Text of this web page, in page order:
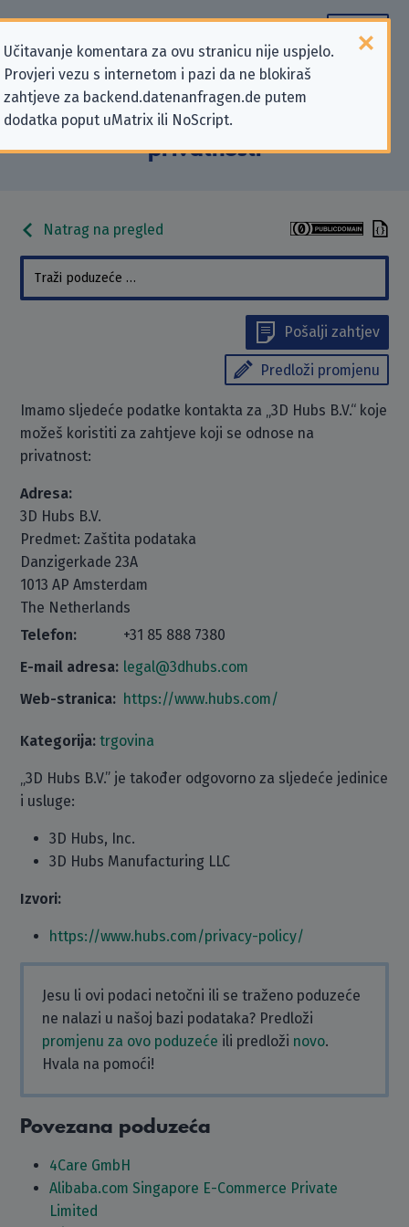
Učitavanje komentara za ovu stranicu nije uspjelo.
Provjeri vezu s internetom i pazi da ne blokiraš
zahtjeve za backend.datenanfragen.de putem
dodatka poput uMatrix ili NoScript.
Podaci kontakta „3D Hubs B.V.” koji
se odnose na zahtjeve za zaštitu
privatnosti
Natrag na pregled
Pošalji zahtjev
Predloži promjenu
Imamo sljedeće podatke kontakta za „3D Hubs B.V.“ koje
možeš koristiti za zahtjeve koji se odnose na
privatnost:
Adresa:
3D Hubs B.V.
Predmet: Zaštita podataka
Danzigerkade 23A
1013 AP Amsterdam
The Netherlands
Telefon:
+31 85 888 7380
E-mail adresa: legal@3dhubs.com
Web-stranica: https://www.hubs.com/
Kategorija: trgovina
„3D Hubs B.V.” je također odgovorno za sljedeće jedinice
i usluge:
3D Hubs, Inc.
3D Hubs Manufacturing LLC
Izvori:
https://www.hubs.com/privacy-policy/
Jesu li ovi podaci netočni ili se traženo poduzeće
ne nalazi u našoj bazi podataka? Predloži
promjenu za ovo poduzeće ili predloži novo.
Hvala na pomoći!
Povezana poduzeća
4Care GmbH
Alibaba.com Singapore E-Commerce Private
Limited